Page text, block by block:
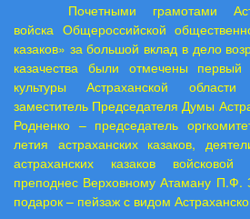
Почетными грамотами
войска Общероссийской
казаков» за большой вклад в дело
казачества были отмечены первый
культуры Астраханской
заместитель Председателя Думы
Родненко – председатель
летия астраханских казаков,
астраханских казаков
преподнес Верховному Атаману П.Ф.
подарок – пейзаж с видом